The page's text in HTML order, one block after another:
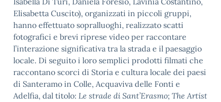
Elisabetta Cuscito), organizzati in piccoli gruppi,
hanno effettuato sopralluoghi, realizzato scatti
fotografici e brevi riprese video per raccontare
l’interazione significativa tra la strada e il paesaggio
locale. Di seguito i loro semplici prodotti filmati che
raccontano scorci di Storia e cultura locale dei paesi
di Santeramo in Colle, Acquaviva delle Fonti e
Adelfia, dal titolo: Le strade di Sant’Erasmo; The Artist